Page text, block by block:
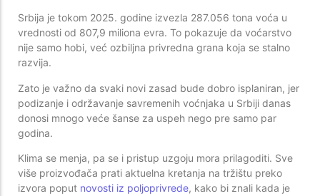
Srbija je tokom 2025. godine izvezla 287.056 tona voća u
vrednosti od 807,9 miliona evra. To pokazuje da voćarstvo
nije samo hobi, već ozbiljna privredna grana koja se stalno
razvija.
Zato je važno da svaki novi zasad bude dobro isplaniran, jer
podizanje i održavanje savremenih voćnjaka u Srbiji danas
donosi mnogo veće šanse za uspeh nego pre samo par
godina.
Klima se menja, pa se i pristup uzgoju mora prilagoditi. Sve
više proizvođača prati aktuelna kretanja na tržištu preko
izvora poput novosti iz poljoprivrede, kako bi znali kada je